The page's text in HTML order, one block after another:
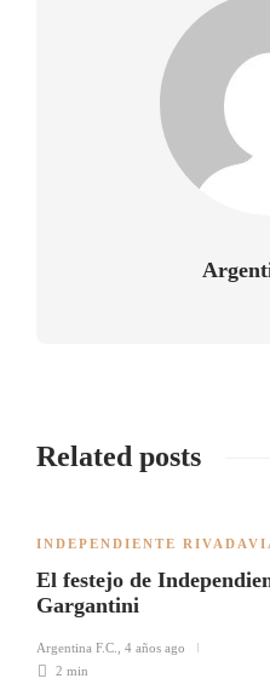
Related posts
INDEPENDIENTE
El festejo de
Gargantini
Argentina F.C.
4 años ago
2 min